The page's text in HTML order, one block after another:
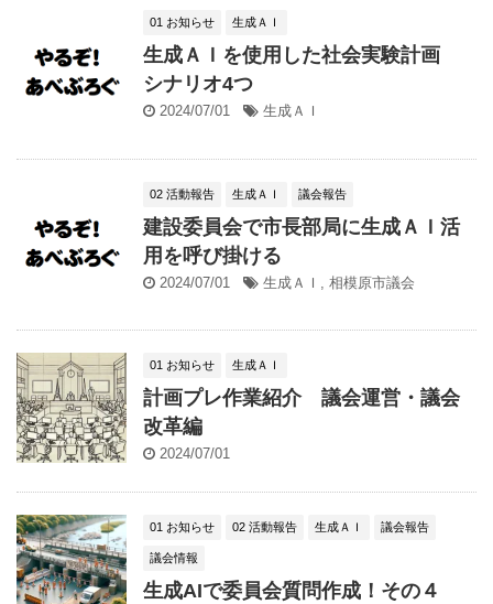
01 お知らせ 生成ＡＩ
生成ＡＩを使用した社会実験計画
シナリオ4つ
2024/07/01 生成ＡＩ
02 活動報告 生成ＡＩ 議会報告
建設委員会で市長部局に生成ＡＩ活
用を呼び掛ける
2024/07/01 生成ＡＩ 相模原市議会
01 お知らせ 生成ＡＩ
計画プレ作業紹介 議会運営・議会
改革編
2024/07/01
01 お知らせ 02 活動報告 生成ＡＩ 議会報告
議会情報
生成AIで委員会質問作成！その４